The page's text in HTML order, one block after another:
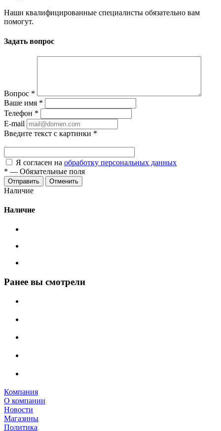
Наши квалифицированные специалисты обязательно вам
помогут.
Задать вопрос
Вопрос *
Ваше имя *
Телефон *
E-mail
Введите текст с картинки *
Я согласен на обработку персональных данных
* — Обязательные поля
Отменить
Наличие
Наличие
Ранее вы смотрели
Компания
О компании
Новости
Магазины
Политика